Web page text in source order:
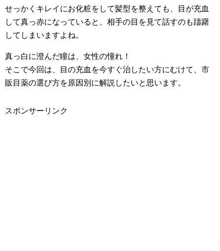
せっかくキレイにお化粧をして髪型を整えても、目が充血
して真っ赤になっていると、相手の目を見て話すのも躊躇
してしまいますよね。
真っ白に澄んだ瞳は、女性の憧れ！
そこで今回は、目の充血を今すぐ治したい方にむけて、市
販目薬の選び方を原因別に解説したいと思います。
スポンサーリンク